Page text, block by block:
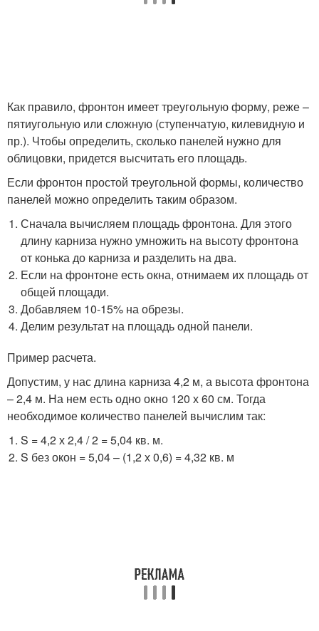
Как правило, фронтон имеет треугольную форму, реже –
пятиугольную или сложную (ступенчатую, килевидную и
пр.). Чтобы определить, сколько панелей нужно для
облицовки, придется высчитать его площадь.
Если фронтон простой треугольной формы, количество
панелей можно определить таким образом.
Сначала вычисляем площадь фронтона. Для этого
длину карниза нужно умножить на высоту фронтона
от конька до карниза и разделить на два.
Если на фронтоне есть окна, отнимаем их площадь от
общей площади.
Добавляем 10-15% на обрезы.
Делим результат на площадь одной панели.
Пример расчета.
Допустим, у нас длина карниза 4,2 м, а высота фронтона
– 2,4 м. На нем есть одно окно 120 х 60 см. Тогда
необходимое количество панелей вычислим так:
S = 4,2 х 2,4 / 2 = 5,04 кв. м.
S без окон = 5,04 – (1,2 х 0,6) = 4,32 кв. м